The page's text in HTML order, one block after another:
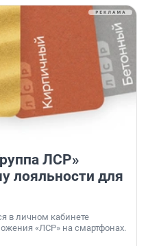
ЛСР»
лояльности для
в личном кабинете
«ЛСР» на смартфонах.